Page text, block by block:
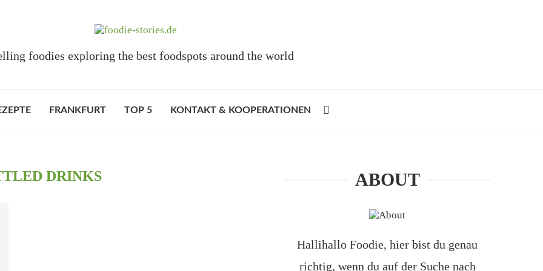
foodies exploring the best foodspots around the world
FRANKFURT TOP 5 KONTAKT & KOOPERATIONEN
DRINKS ABOUT
Hallihallo Foodie, hier bist du genau
richtig, wenn du auf der Suche nach